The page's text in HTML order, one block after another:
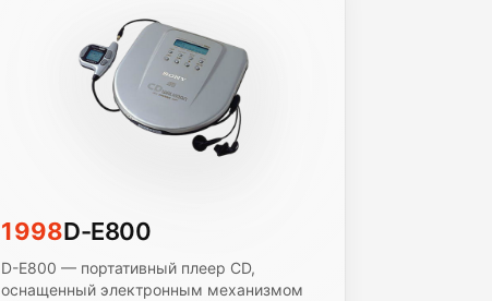
1998D-E800
D-E800 — портативный плеер CD,
оснащенный электронным механизмом